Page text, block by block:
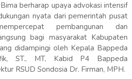
berharap upaya advokasi intensif
nyata dari pemerintah pusat
pembangunan dan
bagi masyarakat Kabupaten
didampingi oleh Kepala Bappeda
ST., MT, Kabid P4 Bappeda
RSUD Sondosia Dr. Firman, MPH.